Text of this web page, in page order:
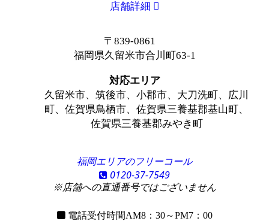
店舗詳細
〒839-0861
福岡県久留米市合川町63-1
対応エリア
久留米市、筑後市、小郡市、大刀洗町、広川
町、佐賀県鳥栖市、佐賀県三養基郡基山町、
佐賀県三養基郡みやき町
福岡エリアのフリーコール
0120-37-7549
※店舗への直通番号ではございません
電話受付時間AM8：30～PM7：00